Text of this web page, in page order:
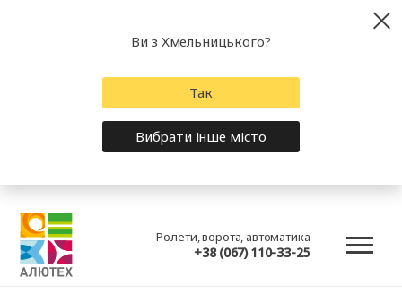
Ролети, ворота, автоматика
+38 (067) 110-33-25
Ви з Хмельницького?
Так
Вибрати інше місто